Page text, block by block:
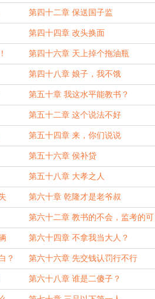
第四十二章 保送国子监
第四十四章 改头换面
第四十六章 天上掉个拖油瓶
第四十八章 娘子，我不饿
第五十章 我这水平能教书？
第五十二章 这个说法不好
第五十四章 来，你们说说
第五十六章 侯补贷
第五十八章 大孝之人
第六十章 乾隆才是老爷叔
第六十二章 教书的不会，监考的可
以
第六十四章 不拿我当大人？
？ 第六十六章 先交钱认罚行不行
第六十八章 谁是二傻子？